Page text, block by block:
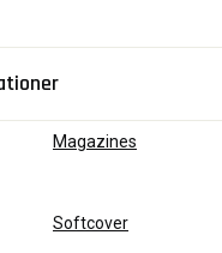
Magazines
Softcover